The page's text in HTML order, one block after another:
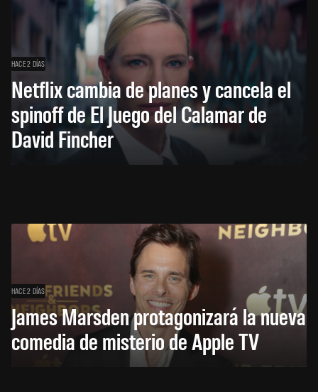
HACE 2 DÍAS
Netflix cambia de planes y cancela el
spinoff de El Juego del Calamar de
David Fincher
HACE 2 DÍAS
James Marsden protagonizará la nueva
comedia de misterio de Apple TV